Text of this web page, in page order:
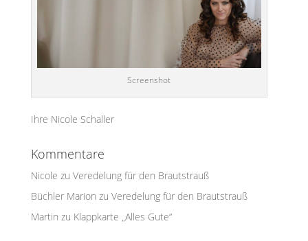
Screenshot
Ihre Nicole Schaller
Kommentare
Nicole zu Veredelung für den Brautstrauß
Büchler Marion zu Veredelung für den Brautstrauß
Martin zu Klappkarte „Alles Gute“